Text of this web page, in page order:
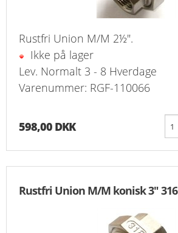
Rustfri Union M/M 2½".
Ikke på lager
Lev. Normalt 3 - 8 Hverdage
Varenummer: RGF-110066
598,00 DKK
Rustfri Union M/M konisk 3" 316